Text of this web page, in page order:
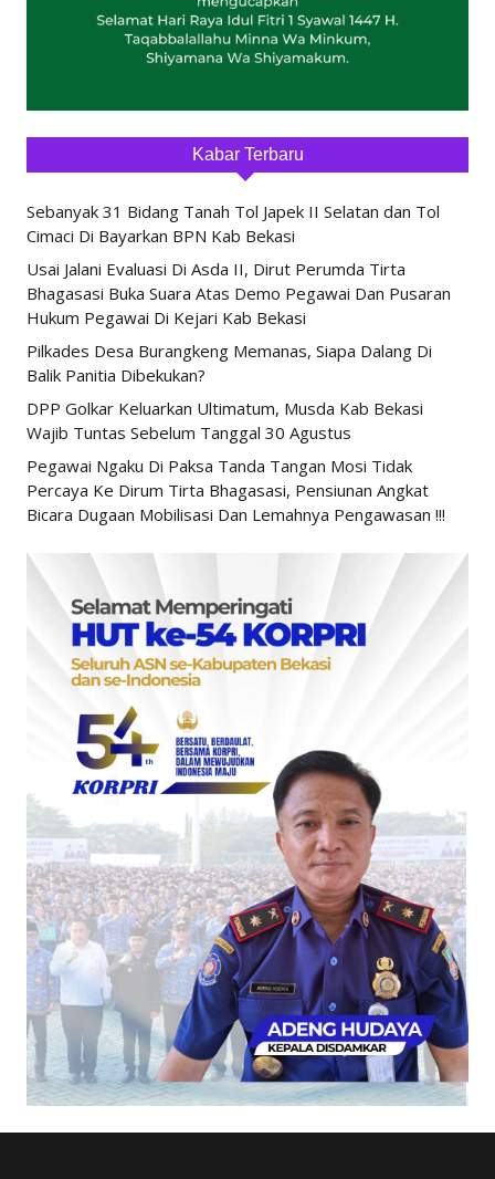
Kabar Terbaru
Sebanyak 31 Bidang Tanah Tol Japek II Selatan dan Tol
Cimaci Di Bayarkan BPN Kab Bekasi
Usai Jalani Evaluasi Di Asda II, Dirut Perumda Tirta
Bhagasasi Buka Suara Atas Demo Pegawai Dan Pusaran
Hukum Pegawai Di Kejari Kab Bekasi
Pilkades Desa Burangkeng Memanas, Siapa Dalang Di
Balik Panitia Dibekukan?
DPP Golkar Keluarkan Ultimatum, Musda Kab Bekasi
Wajib Tuntas Sebelum Tanggal 30 Agustus
Pegawai Ngaku Di Paksa Tanda Tangan Mosi Tidak
Percaya Ke Dirum Tirta Bhagasasi, Pensiunan Angkat
Bicara Dugaan Mobilisasi Dan Lemahnya Pengawasan !!!